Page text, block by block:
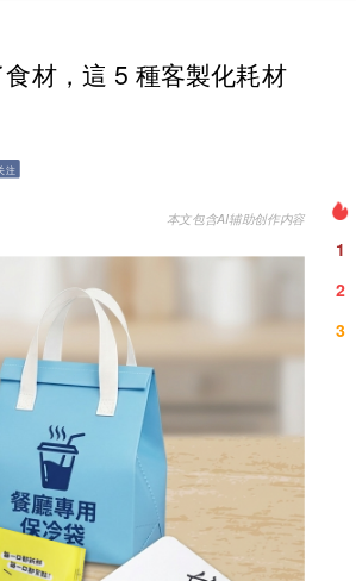
食材，這 5 種客製化耗材
注
本文包含AI辅助创作内容
1
2
3